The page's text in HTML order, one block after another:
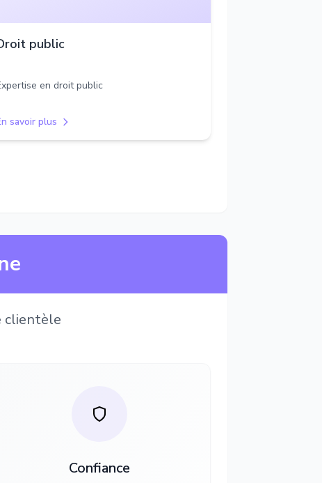
public
en droit public
savoir plus
clientèle
Confiance